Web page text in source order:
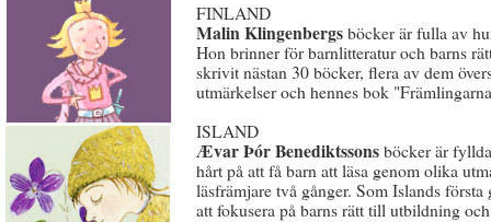
FINLAND
Malin Klingenbergsböcker är fulla av
Hon brinner för barnlitteratur och barns
skrivit nästan 30 böcker, flera av dem
utmärkelser och hennes bok
ISLAND
Ævar Þór Benediktssonsböcker är
hårt på att få barn att läsa genom olika
läsfrämjare två gånger. Som Islands
att fokusera på barns rätt till utbildning